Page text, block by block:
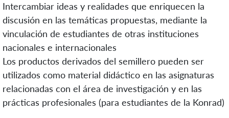
Intercambiar ideas y realidades que enriquecen la
discusión en las temáticas propuestas, mediante la
vinculación de estudiantes de otras instituciones
nacionales e internacionales
Los productos derivados del semillero pueden ser
utilizados como material didáctico en las asignaturas
relacionadas con el área de investigación y en las
prácticas profesionales (para estudiantes de la Konrad)